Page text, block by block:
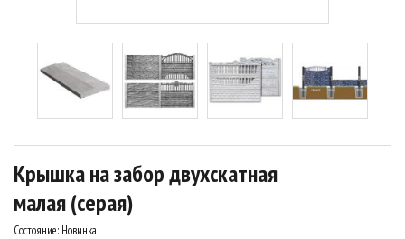
Крышка на забор двухскатная
малая (серая)
Состояние: Новинка